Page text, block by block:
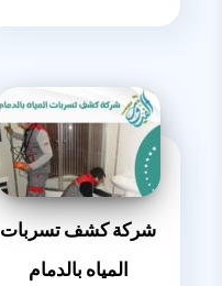
شركة كشف تسربات
المياه بالدمام